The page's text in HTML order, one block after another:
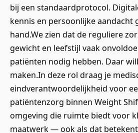
bij een standaardprotocol.
kennis en persoonlijke aandacht
hand.We zien dat de reguliere
gewicht en leefstijl vaak
patiënten nodig hebben. Daar
maken.In deze rol draag je
eindverantwoordelijkheid voor
patiëntenzorg binnen Weight
omgeving die ruimte biedt voor
maatwerk — ook als dat